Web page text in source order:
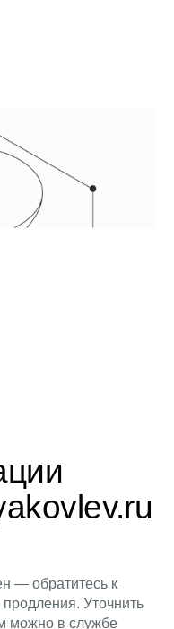
— обратитесь к
Уточнить
можно в службе